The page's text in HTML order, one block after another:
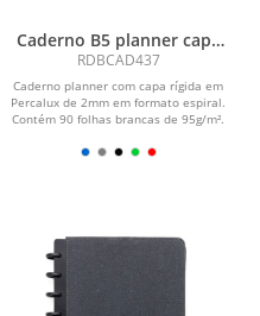
Caderno B5 planner capa
em Percalux
RDBCAD437
Caderno planner com capa rígida em
Percalux de 2mm em formato espiral.
Contém 90 folhas brancas de 95g/m².